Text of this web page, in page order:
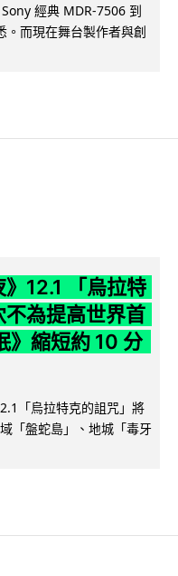
經典 MDR-7506 到
。而現在舞台製作者與創
》12.1 「烏拉特
為提高世界首
》縮短約 10 分
「烏拉特克的詛咒」將
「盤蛇島」、地城「毒牙